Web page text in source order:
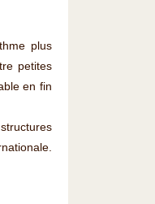
plus
petites
en fin